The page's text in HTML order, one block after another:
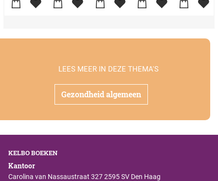
Gezondheid algemeen
LEES MEER IN DEZE THEMA'S
KELBO BOEKEN
Kantoor
Carolina van Nassaustraat 327 2595 SV Den Haag